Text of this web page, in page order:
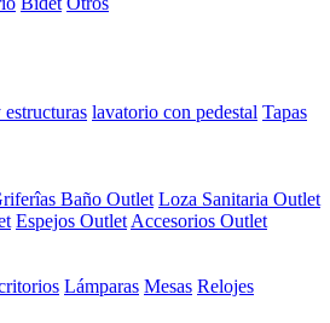
lavatorio con pedestal Tapas
Baño Outlet Loza Sanitaria Outlet
Espejos Outlet Accesorios Outlet
Lámparas Mesas Relojes